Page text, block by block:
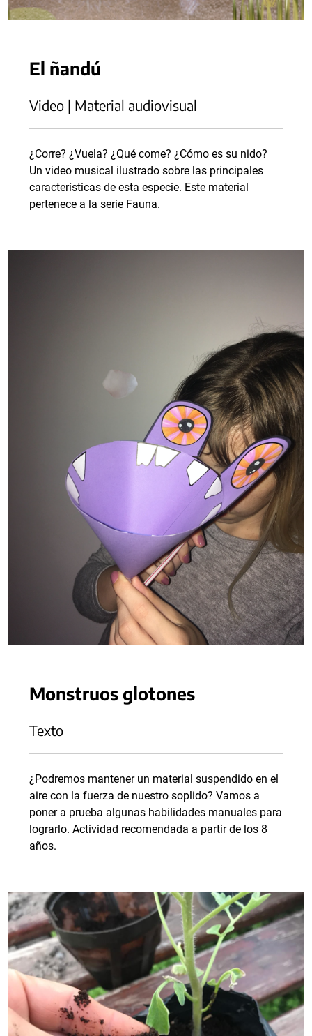
El ñandú
Video | Material audiovisual
¿Corre? ¿Vuela? ¿Qué come? ¿Cómo es su nido?
Un video musical ilustrado sobre las principales
características de esta especie. Este material
pertenece a la serie Fauna.
Monstruos glotones
Texto
¿Podremos mantener un material suspendido en el
aire con la fuerza de nuestro soplido? Vamos a
poner a prueba algunas habilidades manuales para
lograrlo. Actividad recomendada a partir de los 8
años.